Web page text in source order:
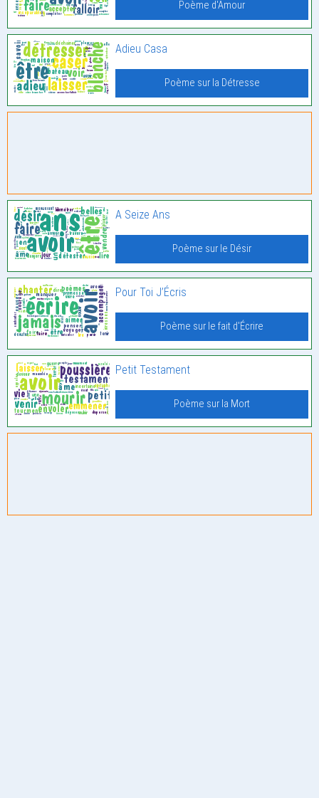
Poème d'Amour
Adieu Casa
Poème sur la Détresse
A Seize Ans
Poème sur le Désir
Pour Toi J’Écris
Poème sur le fait d'Écrire
Petit Testament
Poème sur la Mort